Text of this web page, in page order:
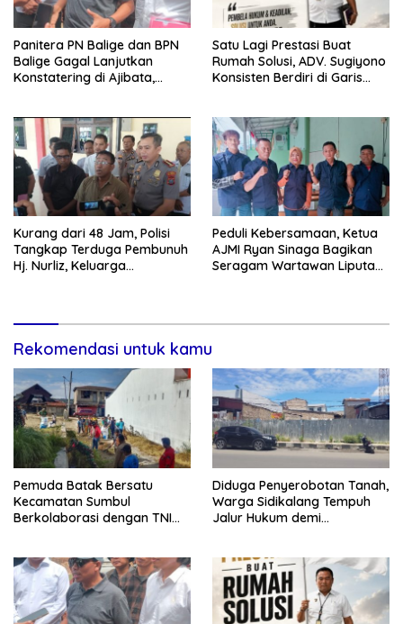
Panitera PN Balige dan BPN
Balige Gagal Lanjutkan
Konstatering di Ajibata,
Satu Lagi Prestasi Buat
Rumah Solusi, ADV. Sugiyono
Konsisten Berdiri di Garis
Kurang dari 48 Jam, Polisi
Tangkap Terduga Pembunuh
Hj. Nurliz, Keluarga
Peduli Kebersamaan, Ketua
AJMI Ryan Sinaga Bagikan
Seragam Wartawan Liputan
Rekomendasi untuk kamu
Pemuda Batak Bersatu
Kecamatan Sumbul
Berkolaborasi dengan TNI
dan HUT Ke-81 Kemerdekaan
RI
Diduga Penyerobotan Tanah,
Warga Sidikalang Tempuh
Jalur Hukum demi